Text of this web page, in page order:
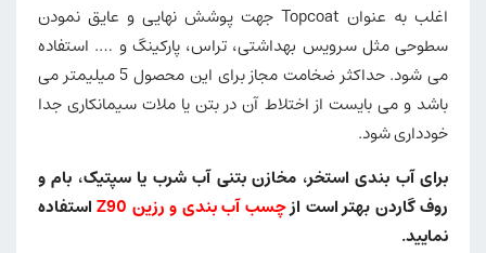
اغلب به عنوان Topcoat جهت پوشش نهایی و عایق نمودن
سطوحی مثل سرویس بهداشتی، تراس، پارکینگ و …. استفاده
می شود. حداکثر ضخامت مجاز برای این محصول 5 میلیمتر می
باشد و می بایست از اختلاط آن در بتن یا ملات سیمانکاری جدا
خودداری شود.
برای آب بندی استخر، مخازن بتنی آب شرب یا سپتیک، بام و
روف گاردن بهتر است ازچسب آب بندی و رزین Z90
استفاده
نمایید.